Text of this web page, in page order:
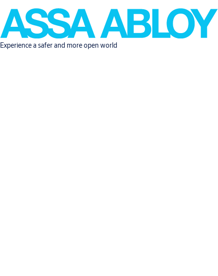
Experience a safer and more open world